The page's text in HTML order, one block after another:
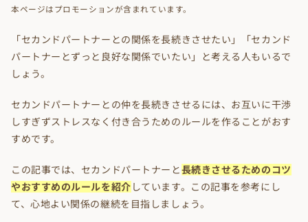
本ページはプロモーションが含まれています。
「セカンドパートナーとの関係を長続きさせたい」「セカンド
パートナーとずっと良好な関係でいたい」と考える人もいるで
しょう。
セカンドパートナーとの仲を長続きさせるには、お互いに干渉
しすぎずストレスなく付き合うためのルールを作ることがおす
すめです。
この記事では、セカンドパートナーと長続きさせるためのコツ
やおすすめのルールを紹介 しています。この記事を参考にし
て、心地よい関係の継続を目指しましょう。